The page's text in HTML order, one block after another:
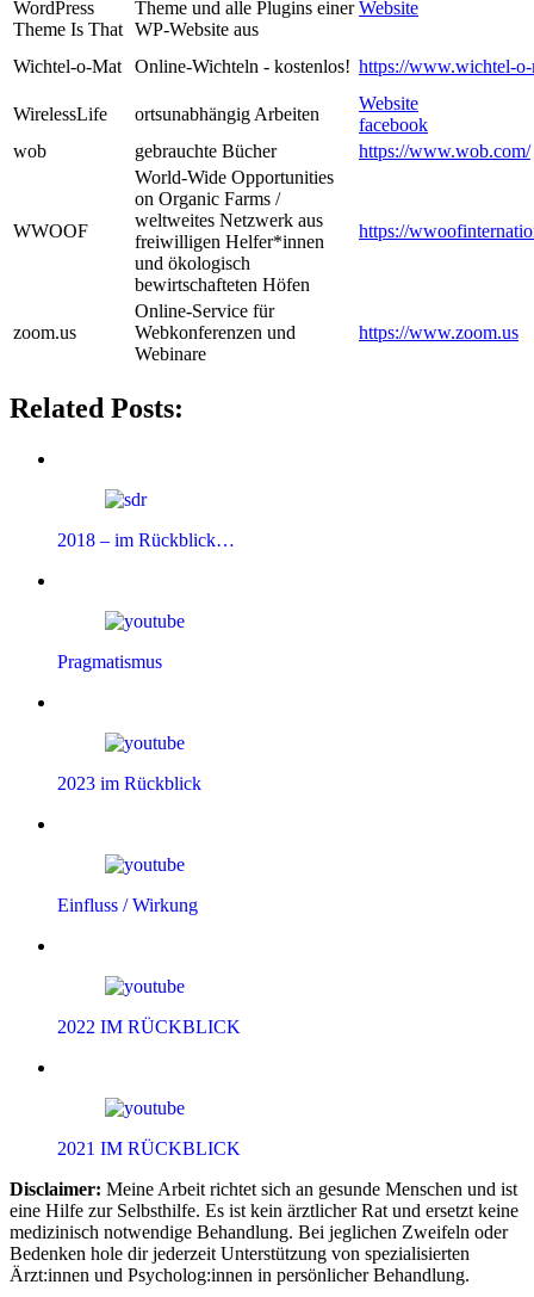
WordPress
Theme Is That
Theme und alle Plugins einer
WP-Website aus
Website
Wichtel-o-Mat Online-Wichteln - kostenlos! https://www.wichtel-o-
WirelessLife ortsunabhängig Arbeiten
Website
facebook
wob
gebrauchte Bücher https://www.wob.com/
WWOOF
World-Wide Opportunities
on Organic Farms /
weltweites Netzwerk aus
freiwilligen Helfer*innen
und ökologisch
bewirtschafteten Höfen
https://
zoom.us
Online-Service für
Webkonferenzen und
Webinare
https://www.zoom.us
Related Posts:
2018 – im Rückblick…
Pragmatismus
2023 im Rückblick
Einfluss / Wirkung
2022 IM RÜCKBLICK
2021 IM RÜCKBLICK
Disclaimer: Meine Arbeit richtet sich an gesunde Menschen und ist
eine Hilfe zur Selbsthilfe. Es ist kein ärztlicher Rat und ersetzt keine
medizinisch notwendige Behandlung. Bei jeglichen Zweifeln oder
Bedenken hole dir jederzeit Unterstützung von spezialisierten
Ärzt:innen und Psycholog:innen in persönlicher Behandlung.